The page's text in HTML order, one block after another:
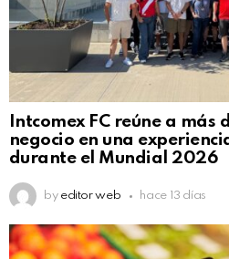
Intcomex FC reúne a más
negocio en una
durante el Mundial 2026
by editor web hace 13 días